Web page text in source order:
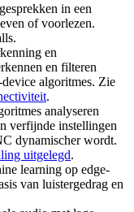
in een
of voorlezen.
en
en filteren
algoritmes. Zie
.
analyseren
verfijnde instellingen
dynamischer wordt.
uitgelegd.
learning op edge-
van luistergedrag en